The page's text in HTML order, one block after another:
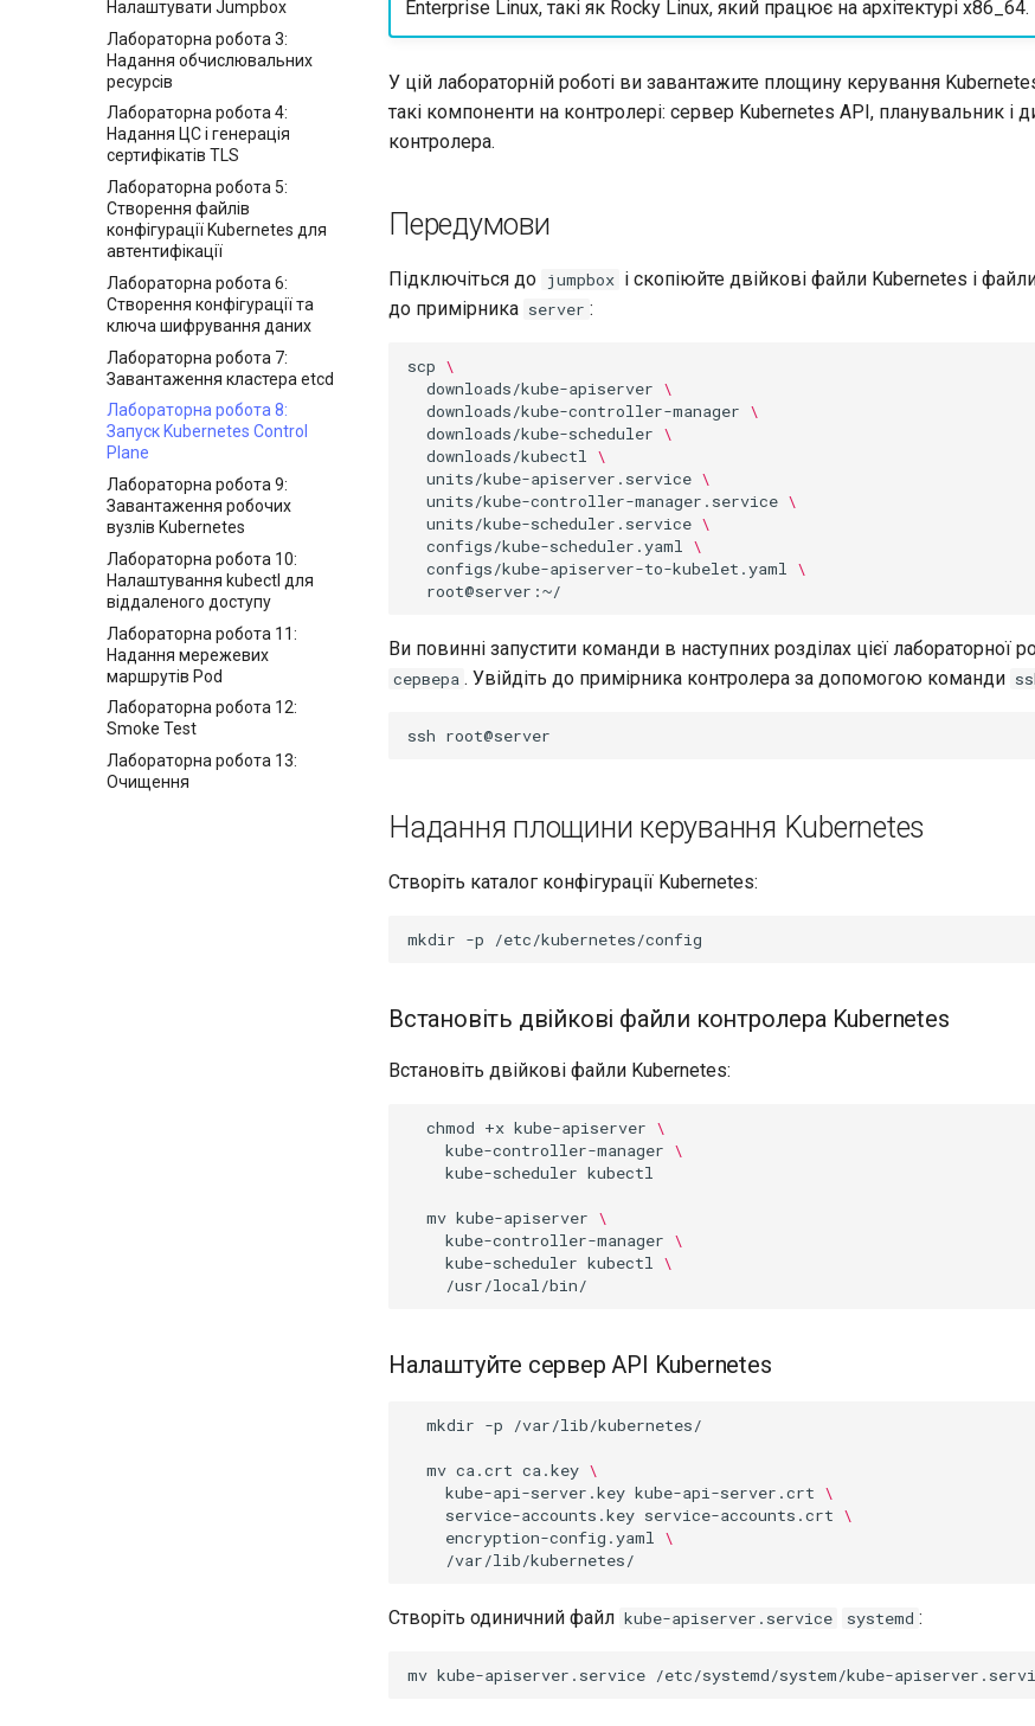
Лабораторна робота 8:
Моніторинг системи та
процесів
Налаштувати Jumpbox
Лабораторна робота 3:
Надання обчислювальних
ресурсів
Лабораторна робота 4:
Надання ЦС і генерація
сертифікатів TLS
Лабораторна робота 5:
Створення файлів
конфігурації Kubernetes для
автентифікації
Лабораторна робота 6:
Створення конфігурації та
ключа шифрування даних
Лабораторна робота 7:
Завантаження кластера etcd
Лабораторна робота 8:
Запуск Kubernetes Control
Plane
Лабораторна робота 9:
Завантаження робочих
вузлів Kubernetes
Лабораторна робота 10:
Налаштування kubectl для
віддаленого доступу
Лабораторна робота 11:
Надання мережевих
маршрутів Pod
Лабораторна робота 12:
Smoke Test
Лабораторна робота 13:
Очищення
Enterprise Linux, такі як Rocky Linux, який працює на архітектурі x86_64.
У цій лабораторній роботі ви завантажите площину керування
такі компоненти на контролері: сервер Kubernetes API, планувальник і
контролера.
Передумови
Підключіться до jumpbox і скопіюйте двійкові файли Kubernetes і
до примірника server :
scp \
downloads/kube-apiserver \
downloads/kube-controller-manager \
downloads/kube-scheduler \
downloads/kubectl
\
units/kube-apiserver.service \
units/kube-controller-manager.service \
units/kube-scheduler.service \
configs/kube-scheduler.yaml
\
configs/kube-apiserver-to-kubelet.yaml
\
Ви повинні запустити команди в наступних розділах цієї лабораторної
сервера . Увійдіть до примірника контролера за допомогою команди
ssh
Надання площини керування Kubernetes
Створіть каталог конфігурації Kubernetes:
mkdir -p
Встановіть двійкові файли контролера Kubernetes
Встановіть двійкові файли Kubernetes:
chmod +x kube-apiserver \
kube-controller-manager \
kube-scheduler kubectl
mv kube-apiserver \
kube-controller-manager \
kube-scheduler kubectl
\
Налаштуйте сервер API Kubernetes
mkdir -p /var/lib/kubernetes/
mv ca.crt ca.key \
kube-api-server.key kube-api-server.crt \
service-accounts.key service-accounts.crt \
encryption-config.yaml
\
Створіть одиничний файл kube-apiserver.service systemd :
mv kube-apiserver.service